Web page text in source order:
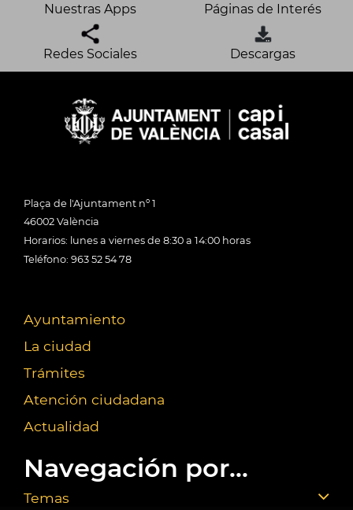
Nuestras Apps Páginas de Interés
Redes Sociales Descargas
Plaça de l'Ajuntament nº 1
46002 València
Horarios: lunes a viernes de 8:30 a 14:00 horas
Teléfono: 963 52 54 78
Ayuntamiento
La ciudad
Trámites
Atención ciudadana
Actualidad
Navegación por...
Temas